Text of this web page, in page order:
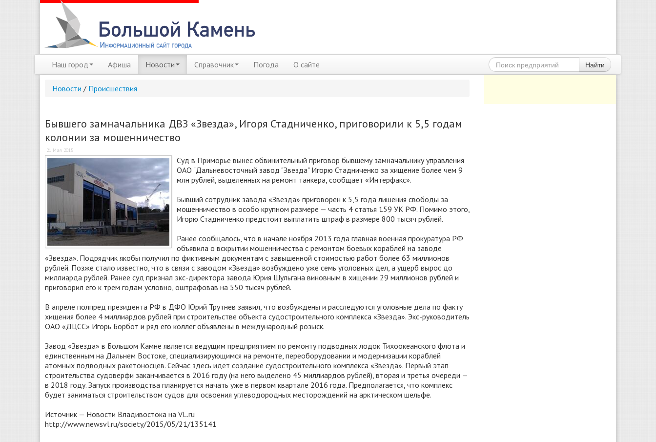
Наш город Афиша Новости Справочник Погода О сайте Найти
Новости / Происшествия
Бывшего замначальника ДВЗ «Звезда», Игоря Стадниченко, приговорили к 5,5 годам
колонии за мошенничество
21 Мая 2015
Суд в Приморье вынес обвинительный приговор бывшему замначальнику управления
ОАО "Дальневосточный завод "Звезда" Игорю Стадниченко за хищение более чем 9
млн рублей, выделенных на ремонт танкера, сообщает «Интерфакс».
Бывший сотрудник завода «Звезда» приговорен к 5,5 года лишения свободы за
мошенничество в особо крупном размере — часть 4 статья 159 УК РФ. Помимо этого,
Игорю Стадниченко предстоит выплатить штраф в размере 800 тысяч рублей.
Ранее сообщалось, что в начале ноября 2013 года главная военная прокуратура РФ
объявила о вскрытии мошенничества с ремонтом боевых кораблей на заводе
«Звезда». Подрядчик якобы получил по фиктивным документам с завышенной стоимостью работ более 63 миллионов
рублей. Позже стало известно, что в связи с заводом «Звезда» возбуждено уже семь уголовных дел, а ущерб вырос до
миллиарда рублей. Ранее суд признал экс-директора завода Юрия Шульгана виновным в хищении 29 миллионов рублей и
приговорил его к трем годам условно, оштрафовав на 550 тысяч рублей.
В апреле полпред президента РФ в ДФО Юрий Трутнев заявил, что возбуждены и расследуются уголовные дела по факту
хищения более 4 миллиардов рублей при строительстве объекта судостроительного комплекса «Звезда». Экс-руководитель
ОАО «ДЦСС» Игорь Борбот и ряд его коллег объявлены в международный розыск.
Завод «Звезда» в Большом Камне является ведущим предприятием по ремонту подводных лодок Тихоокеанского флота и
единственным на Дальнем Востоке, специализирующимся на ремонте, переоборудовании и модернизации кораблей
атомных подводных ракетоносцев. Сейчас здесь идет создание судостроительного комплекса «Звезда». Первый этап
строительства судоверфи заканчивается в 2016 году (на него выделено 45 миллиардов рублей), вторая и третья очереди —
в 2018 году. Запуск производства планируется начать уже в первом квартале 2016 года. Предполагается, что комплекс
будет заниматься строительством судов для освоения углеводородных месторождений на арктическом шельфе.
Источник — Новости Владивостока на VL.ru
http://www.newsvl.ru/society/2015/05/21/135141